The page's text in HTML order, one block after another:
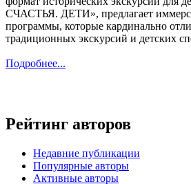
СЧАСТЬЯ. ДЕТИ», предлагает
программы, которые кардинально
традиционных экскурсий и детских
Подробнее...
Рейтинг авторов
Недавние публикации
Популярные авторы
Активные авторы